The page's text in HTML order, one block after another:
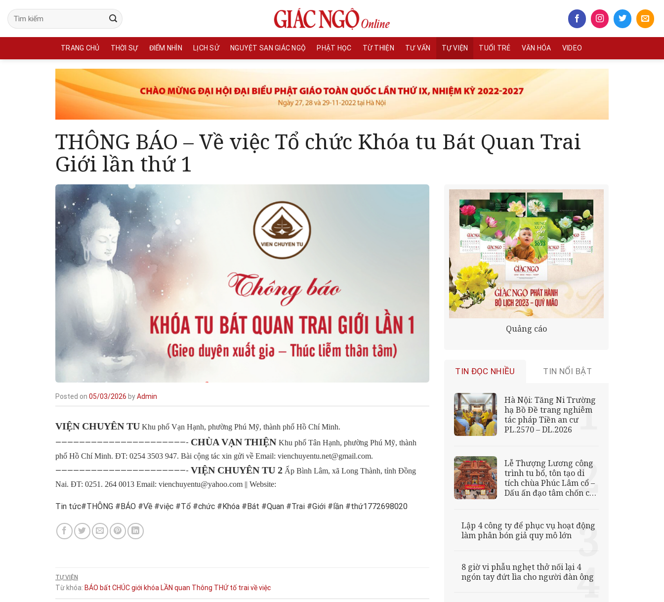
content
TRANG CHỦ THỜI SỰ ĐIỂM NHÌN LỊCH SỬ NGUYỆT SAN GIÁC NGỘ PHẬT HỌC TỪ THIỆN TƯ VẤN TỰ VIỆN TUỔI TRẺ VĂN HÓA VIDEO
THÔNG BÁO – Về việc Tổ chức Khóa tu Bát Quan Trai
Giới lần thứ 1
Posted on 05/03/2026 byAdmin
VIỆN CHUYÊN TU Khu phố Vạn Hạnh, phường Phú Mỹ, thành phố Hồ Chí Minh.
——————————————————————- CHÙA VẠN THIỆN Khu phố Tân Hạnh, phường Phú Mỹ, thành
phố Hồ Chí Minh. ĐT: 0254 3503 947. Bài cộng tác xin gửi về Email: vienchuyentu.net@gmail.com.
——————————————————————- VIỆN CHUYÊN TU 2 Ấp Bình Lâm, xã Long Thành, tỉnh Đồng
Nai. ĐT: 0251. 264 0013 Email: vienchuyentu@yahoo.com || Website:
Tin tức#THÔNG #BÁO #Về #việc #Tổ #chức #Khóa #Bát #Quan #Trai #Giới #lần #thứ1772698020
TỰ VIỆN
Từ khóa: BÁO bất CHÚCgiới khóa LẦN quan Thông THỨ tố trai vềviệc
Quảng cáo
TIN ĐỌC NHIỀU TIN NỔI BẬT
Hà Nội: Tăng Ni Trường
hạ Bồ Đề trang nghiêm
tác pháp Tiền an cư
PL.2570 – DL.2026
Lễ Thượng Lương công
trình tu bổ, tôn tạo di
tích chùa Phúc Lâm cổ –
Dấu ấn đạo tâm chốn cổ
Lập 4 công ty để phục vụ hoạt động
làm phân bón giả quy mô lớn
8 giờ vi phẫu nghẹt thở nối lại 4
ngón tay đứt lìa cho người đàn ông